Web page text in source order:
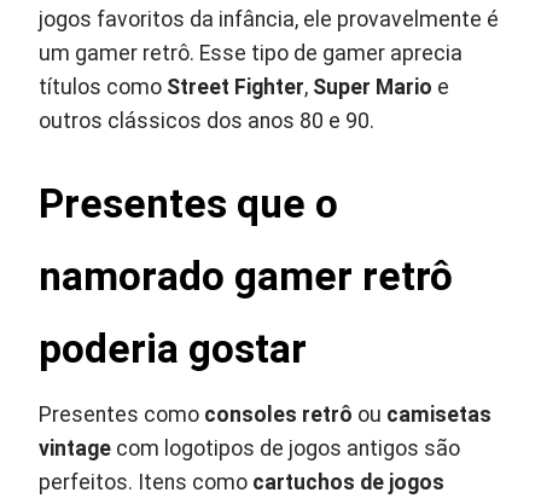
jogos favoritos da infância, ele provavelmente é
um gamer retrô. Esse tipo de gamer aprecia
títulos como Street Fighter, Super Mario e
outros clássicos dos anos 80 e 90.
Presentes que o
namorado gamer retrô
poderia gostar
Presentes como consoles retrô ou camisetas
vintage com logotipos de jogos antigos são
perfeitos. Itens como cartuchos de jogos